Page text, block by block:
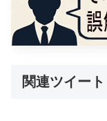
関連ツイート